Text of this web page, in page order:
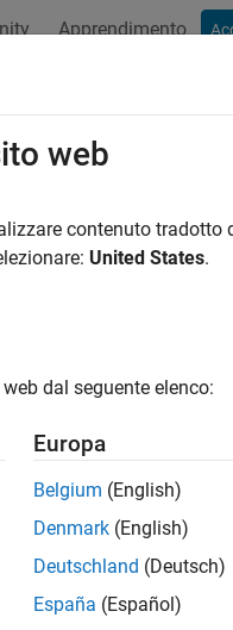
Apprendimento
web
contenuto
United States.
dal seguente elenco:
Europa
Belgium (English)
Denmark (English)
Deutschland (Deutsch)
España (Español)